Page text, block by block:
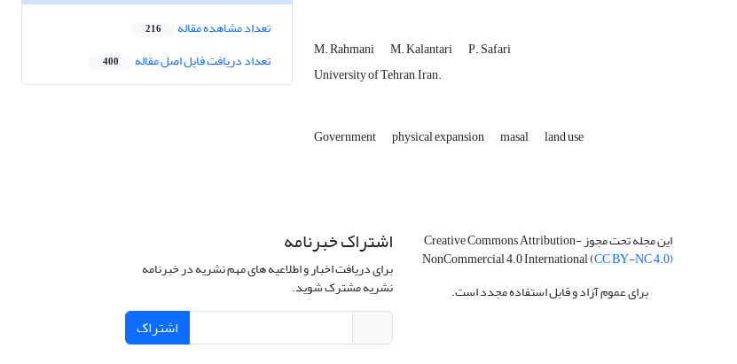
M. Rahmani M. Kalantari
P. Safari
University of Tehran, Iran.
Government physical expansion masal land use
تعداد مشاهده مقاله 216
تعداد دریافت فایل اصل مقاله 400
این مجله تحت مجوز Creative Commons Attribution-
NonCommercial 4.0 International (CC BY-NC 4.0)
برای عموم آزاد و قابل استفاده مجدد است.
اشتراک خبرنامه
برای دریافت اخبار و اطلاعیه های مهم نشریه در خبرنامه
نشریه مشترک شوید.
اشتراک